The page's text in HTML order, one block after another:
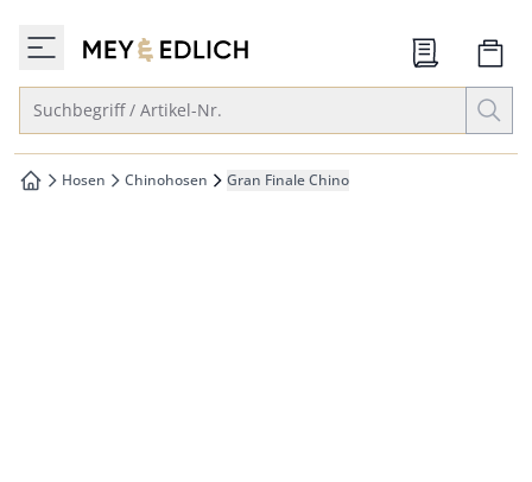
springen
springen
zur Startseite
Suchbegriff / Artikel-Nr.
zur Startseite
Hosen Chinohosen Gran Finale Chino